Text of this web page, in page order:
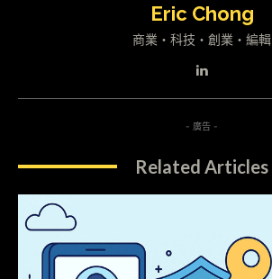
Eric Chong
商業・科技・創業・編輯
- 廣告 -
Related Articles